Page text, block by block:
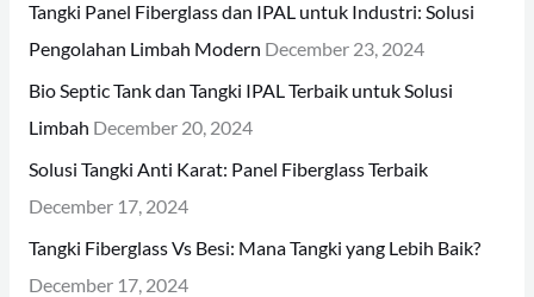
r
:
Tangki Panel Fiberglass dan IPAL untuk Industri: Solusi
Pengolahan Limbah Modern December 23, 2024
Bio Septic Tank dan Tangki IPAL Terbaik untuk Solusi
Limbah December 20, 2024
Solusi Tangki Anti Karat: Panel Fiberglass Terbaik
December 17, 2024
Tangki Fiberglass Vs Besi: Mana Tangki yang Lebih Baik?
December 17, 2024